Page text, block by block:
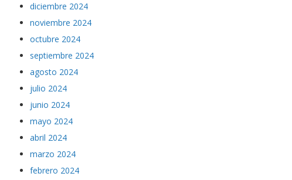
diciembre 2024
noviembre 2024
octubre 2024
septiembre 2024
agosto 2024
julio 2024
junio 2024
mayo 2024
abril 2024
marzo 2024
febrero 2024